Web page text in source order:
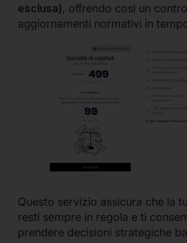
esclusa), offrendo così un
aggiornamenti normativi in
Questo servizio assicura che la
resti sempre in regola e ti
prendere decisioni strategiche